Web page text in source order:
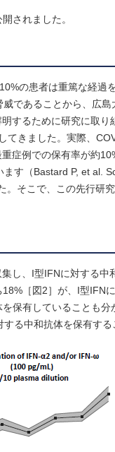
されました。
の患者は重篤な経過
であることから、広
するために研究に取
きました。実際、
症例での保有率が約
す（Bastard P, et al.
そこで、この先行研
し、I型IFNに対する中
［図2］が、I型IFN
保有していることも分
る中和抗体を保有する